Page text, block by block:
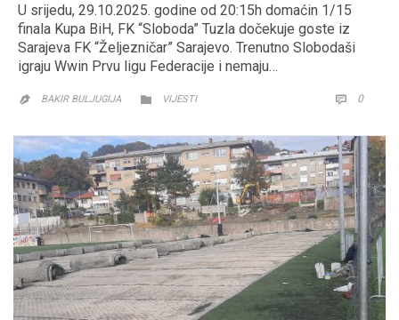
U srijedu, 29.10.2025. godine od 20:15h domaćin 1/15
finala Kupa BiH, FK “Sloboda” Tuzla dočekuje goste iz
Sarajeva FK “Željezničar” Sarajevo. Trenutno Slobodaši
igraju Wwin Prvu ligu Federacije i nemaju…
 BAKIR BULJUGIJA  CATEGORY
VIJESTI  0